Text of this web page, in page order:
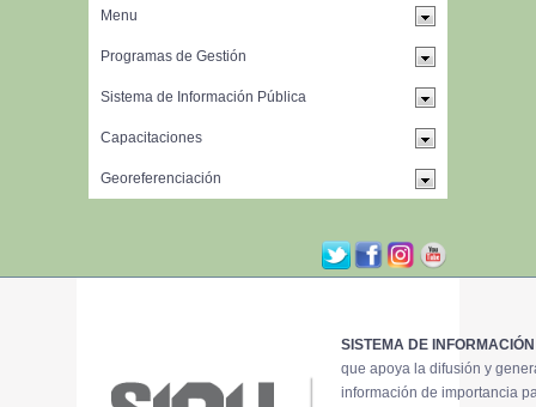
SISTEMA DE
que apoya la difusión y
información de importancia